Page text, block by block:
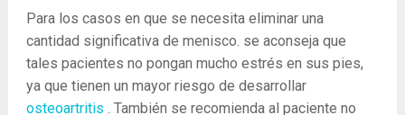
Para los casos en que se necesita eliminar una
cantidad significativa de menisco. se aconseja que
tales pacientes no pongan mucho estrés en sus pies,
ya que tienen un mayor riesgo de desarrollar
osteoartritis . También se recomienda al paciente no